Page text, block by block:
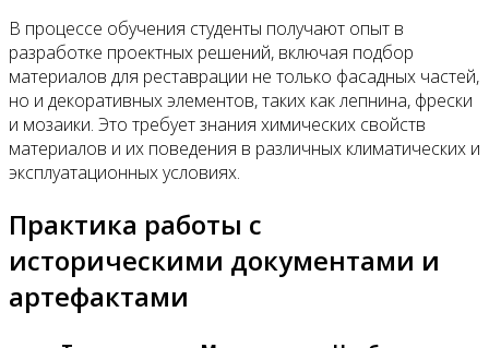
В процессе обучения студенты получают опыт в
разработке проектных решений, включая подбор
материалов для реставрации не только фасадных частей,
но и декоративных элементов, таких как лепнина, фрески
и мозаики. Это требует знания химических свойств
материалов и их поведения в различных климатических и
эксплуатационных условиях.
Практика работы с
историческими документами и
артефактами